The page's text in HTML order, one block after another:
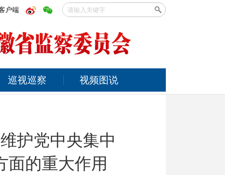
户端
巡视巡察 视频图说
护党中央集中
面的重大作用